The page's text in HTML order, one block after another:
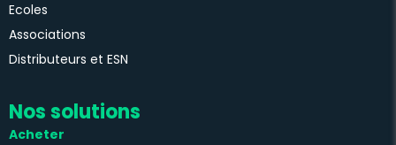
Ecoles
Associations
Distributeurs et ESN
Nos solutions
Acheter